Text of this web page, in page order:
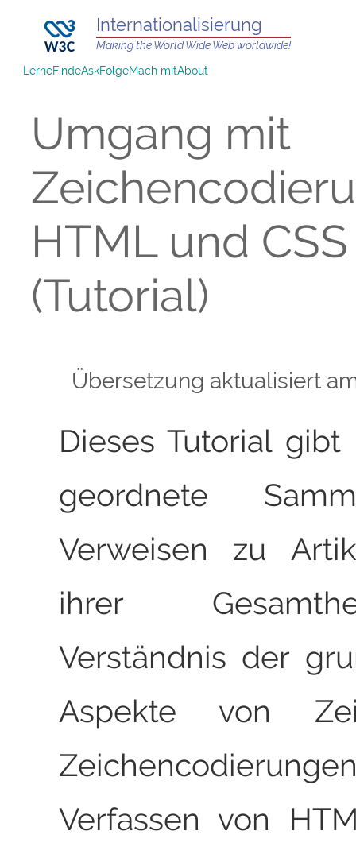
Internationalisierung
Making the World Wide Web worldwide!
LerneFindeAskFolgeMach mitAbout
Umgang mit
HTML und CSS
(Tutorial)
Übersetzung aktualisiert
Dieses Tutorial
geordnete
Verweisen zu
ihrer
Verständnis der
Aspekte von
Verfassen von